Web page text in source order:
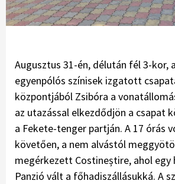
Augusztus 31-én, délután fél 3-kor,
egyenpólós színisek izgatott
központjából Zsibóra a
az utazással elkezdődjön a csapat
a Fekete-tenger partján. A 17 órás
követően, a nem alvástól
megérkezett Costineștire, ahol egy
Panzió vált a főhadiszállásukká. A